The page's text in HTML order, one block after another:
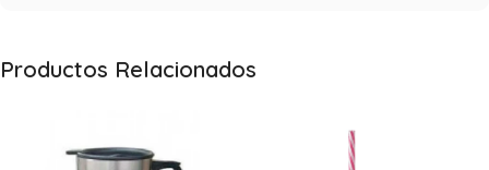
Productos Relacionados